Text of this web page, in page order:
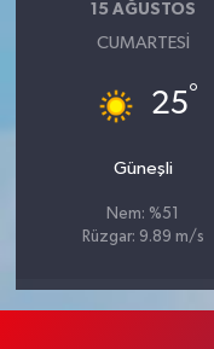
15 AĞUSTOS
CUMARTESI
25°
Güneşli
Nem: %51
Rüzgar: 9.89 m/s